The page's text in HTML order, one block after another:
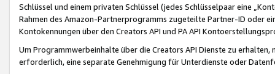
Schlüssel und einem privaten Schlüssel (jedes Schlüsselpaar eine
Rahmen des Amazon-Partnerprogramms zugeteilte Partner-ID oder
Kontokennungen über den Creators API und PA API
Um Programmwerbeinhalte über die Creators API Dienste zu
erforderlich, eine separate Genehmigung für Unterdienste oder